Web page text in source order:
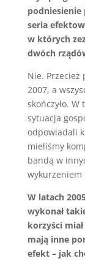
podniesienie
seria
w których
dwóch
Nie. Przecież
2007, a
skończyło.
sytuacja
odpowiadali
mieliśmy
bandą w
wykurzeniem
W latach
wykonał
korzyści
mają inne
efekt – jak